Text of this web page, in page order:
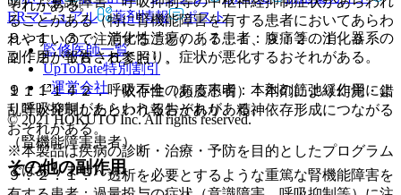
それがある。
９．１．３． 消化性潰瘍のある患者：腹痛等の消化器系の
副作用が報告されており、症状が悪化するおそれがある。
９．１．４． 呼吸不全のある患者：本剤の筋弛緩作用によ
り呼吸抑制があらわれるおそれがある。
（腎機能障害患者）
９．２．１． 透析を必要とするような重篤な腎機能障害を
ることがある（特に腎機能障害を有する患者においてあらわ
れやすいので注意すること）〔７．１、９．２．１、９．
２．２、１６．５参照〕。
１１．１．２． 依存性（頻度不明）：本剤により幻覚・錯
乱等が発現したという報告があり、精神依存形成につながる
おそれがある。
その他の副作用
ERマニュアル
薬剤情報 ポスト
監修医師一覧
UpToDate特別割引
運営会社
© 2021 HOKUTO Inc. All rights reserved.
※本製品は疾病の診断・治療・予防を目的としたプログラム
ではありません。